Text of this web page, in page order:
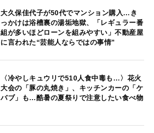
大久保佳代子が50代でマンション購入…き
っかけは浴槽裏の湯垢地獄、「レギュラー番
組が多いほどローンを組みやすい」不動産屋
に言われた“芸能人ならではの事情”
〈冷やしキュウリで510人食中毒も…〉花火
大会の「豚の丸焼き」、キッチンカーの「ケ
バブ」も…酷暑の夏祭りで注意したい食べ物